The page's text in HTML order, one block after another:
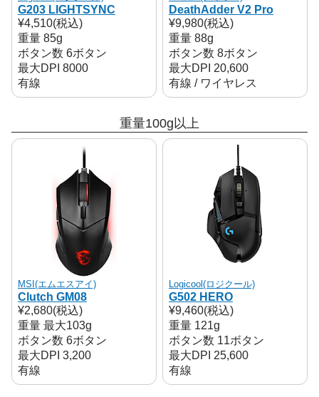
G203 LIGHTSYNC
¥4,510(税込)
重量 85g
ボタン数 6ボタン
最大DPI 8000
有線
DeathAdder V2 Pro
¥9,980(税込)
重量 88g
ボタン数 8ボタン
最大DPI 20,600
有線 / ワイヤレス
重量100g以上
MSI(エムエスアイ)
Clutch GM08
¥2,680(税込)
重量 最大103g
ボタン数 6ボタン
最大DPI 3,200
有線
Logicool(ロジクール)
G502 HERO
¥9,460(税込)
重量 121g
ボタン数 11ボタン
最大DPI 25,600
有線